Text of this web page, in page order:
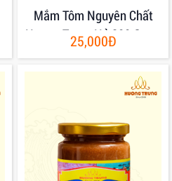
Mắm Tôm Nguyên Chất
Hương Trung Hủ 200 Gram
25,000Đ